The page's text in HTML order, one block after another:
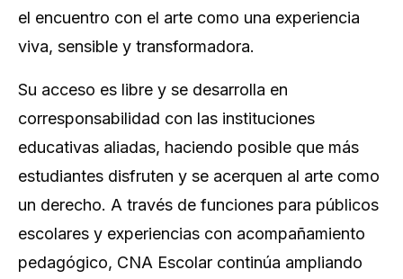
el encuentro con el arte como una experiencia
viva, sensible y transformadora.
Su acceso es libre y se desarrolla en
corresponsabilidad con las instituciones
educativas aliadas, haciendo posible que más
estudiantes disfruten y se acerquen al arte como
un derecho. A través de funciones para públicos
escolares y experiencias con acompañamiento
pedagógico, CNA Escolar continúa ampliando